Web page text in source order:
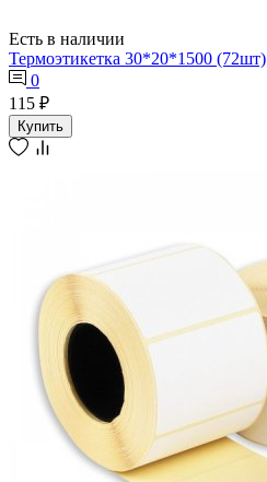
Есть в наличии
Термоэтикетка 30*20*1500 (72шт)
0
115 ₽
Купить